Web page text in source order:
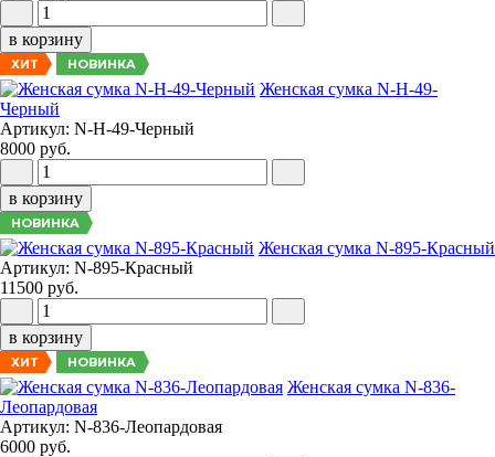
в корзину
ХИТ НОВИНКА
Женская сумка N-H-49-
Черный
Артикул: N-H-49-Черный
8000 руб.
в корзину
НОВИНКА
Женская сумка N-895-Красный
Артикул: N-895-Красный
11500 руб.
в корзину
ХИТ НОВИНКА
Женская сумка N-836-
Леопардовая
Артикул: N-836-Леопардовая
6000 руб.